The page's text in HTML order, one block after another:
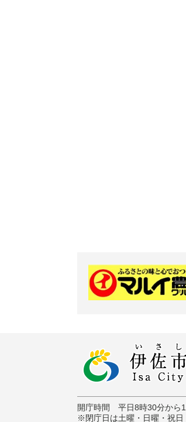
開庁時間 平日8時30分から
※閉庁日は土曜・日曜・祝日